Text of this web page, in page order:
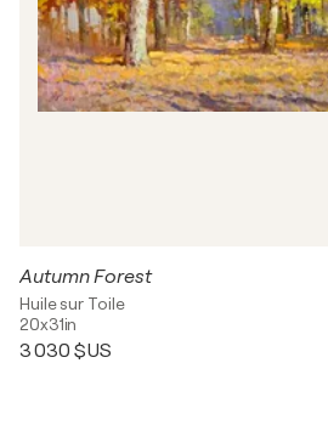
Autumn Forest
Huile sur Toile
20x31in
3 030 $US